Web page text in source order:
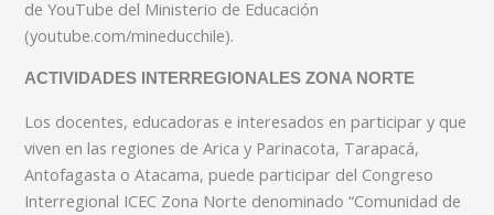
de YouTube del Ministerio de Educación
(youtube.com/mineducchile).
ACTIVIDADES INTERREGIONALES ZONA NORTE
Los docentes, educadoras e interesados en participar y que
viven en las regiones de Arica y Parinacota, Tarapacá,
Antofagasta o Atacama, puede participar del Congreso
Interregional ICEC Zona Norte denominado “Comunidad de